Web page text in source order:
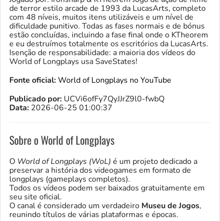
de terror estilo arcade de 1993 da LucasArts, completo
com 48 níveis, muitos itens utilizáveis ​​e um nível de
dificuldade punitivo. Todas as fases normais e de bónus
estão concluídas, incluindo a fase final onde o KTheorem
e eu destruímos totalmente os escritórios da LucasArts.
Isenção de responsabilidade: a maioria dos vídeos do
World of Longplays usa SaveStates!
Fonte oficial:World of Longplays no YouTube
Publicado por: UCVi6ofFy7QyJJrZ9l0-fwbQ
Data: 2026-06-25 01:00:37
Sobre o World of Longplays
O World of Longplays (WoL) é um projeto dedicado a
preservar a história dos videogames em formato de
longplays (gameplays completos).
Todos os vídeos podem ser baixados gratuitamente em
seu site oficial.
O canal é considerado um verdadeiro Museu de Jogos,
reunindo títulos de várias plataformas e épocas.